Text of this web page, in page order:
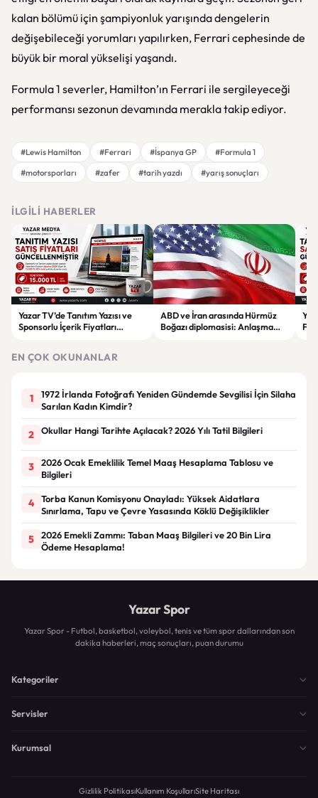
kalan bölümü için şampiyonluk yarışında dengelerin
değişebileceği yorumları yapılırken, Ferrari cephesinde de
büyük bir moral yükselişi yaşandı.
Formula 1 severler, Hamilton’ın Ferrari ile sergileyeceği
performansı sezonun devamında merakla takip ediyor.
#Lewis Hamilton #Ferrari #İspanya GP
#Formula 1
#motorsporları
#zafer #tarih yazdı #yarış sonuçları
İLGILI HABERLER
Yazar TV’de Tanıtım Yazısı ve
Sponsorlu İçerik Fiyatları
ABD ve İran arasında Hürmüz
Boğazı diplomasisi: Anlaşma
EN ÇOK OKUNANLAR
1
1972 İrlanda Fotoğrafı Yeniden Gündemde Sevgilisi İçin Silaha
Sarılan Kadın Kimdir?
2 Okullar Hangi Tarihte Açılacak? 2026 Yılı Tatil Bilgileri
3
2026 Ocak Emeklilik Temel Maaş Hesaplama Tablosu ve
Bilgileri
4
Torba Kanun Komisyonu Onayladı: Yüksek Aidatlara
Sınırlama, Tapu ve Çevre Yasasında Köklü Değişiklikler
5
2026 Emekli Zammı: Taban Maaş Bilgileri ve 20 Bin Lira
Ödeme Hesaplama!
Yazar Spor
Yazar Spor - Futbol, basketbol, voleybol, tenis ve tüm spor dallarından son
dakika haberleri, maç sonuçları, puan durumu
Kategoriler
Servisler
Kurumsal
Gizlilik PolitikasıKullanım KoşullarıSite Haritası